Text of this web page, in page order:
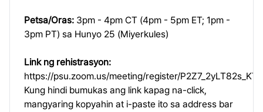
Petsa/Oras: 3pm - 4pm CT (4pm - 5pm ET; 1pm -
3pm PT) sa Hunyo 25 (Miyerkules)
Link ng rehistrasyon:
https://psu.zoom.us/meeting/register/
Kung hindi bumukas ang link kapag na-click,
mangyaring kopyahin at i-paste ito sa address bar